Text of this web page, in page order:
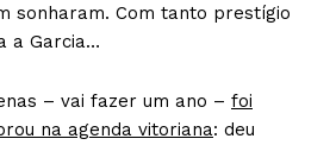
sonharam. Com tanto prestígio
a Garcia…
– vai fazer um ano – foi
na agenda vitoriana: deu